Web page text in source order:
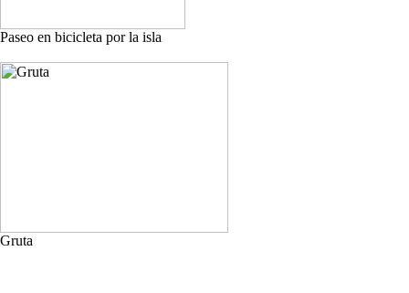
Paseo en bicicleta por la isla
Gruta